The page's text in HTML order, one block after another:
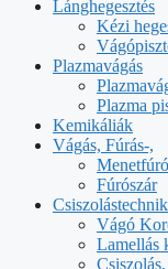
Lánghegesztés
Kézi
Plazmavágás
Plazma
Kemikáliák
Vágás, Fúrás-,
Menetfúró
Fúrószár
Vágó
Lamellás